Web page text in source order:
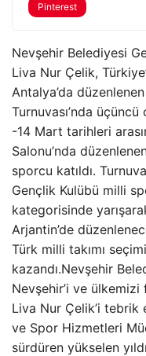
Pinterest
Nevşehir Belediyesi
Liva Nur Çelik,
Antalya’da
Turnuvası’nda
-14 Mart tarihleri
Salonu’nda
sporcu katıldı.
Gençlik Kulübü milli
kategorisinde
Arjantin’de
Türk milli takımı
kazandı.Nevşehir
Nevşehir’i ve ülkemizi
Liva Nur Çelik’i
ve Spor Hizmetleri
sürdüren yükselen